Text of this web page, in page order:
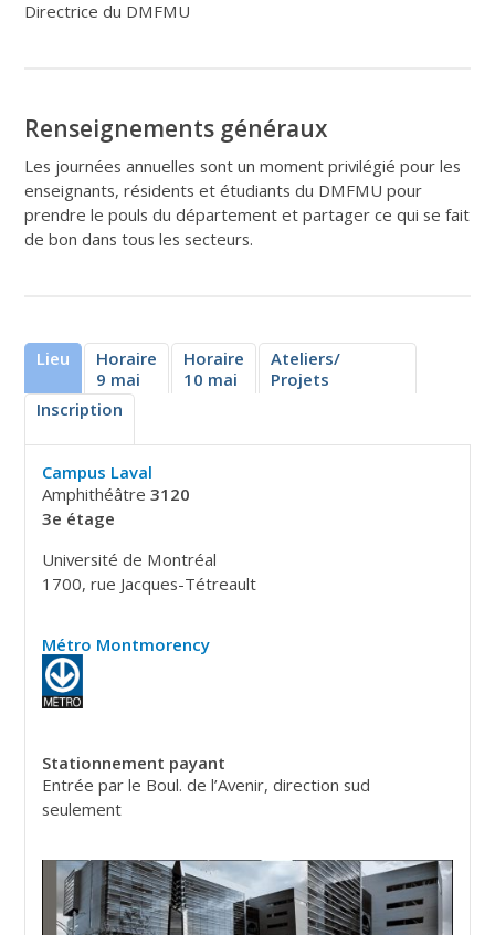
Directrice du DMFMU
Renseignements généraux
Les journées annuelles sont un moment privilégié pour les
enseignants, résidents et étudiants du DMFMU pour
prendre le pouls du département et partager ce qui se fait
de bon dans tous les secteurs.
Lieu
Horaire
9 mai
Horaire
10 mai
Ateliers/
Projets
Inscription
Campus Laval
Amphithéâtre3120
3e étage
Université de Montréal
1700, rue Jacques-Tétreault
Métro Montmorency
Stationnement payant
Entrée par le Boul. de l’Avenir, direction sud
seulement